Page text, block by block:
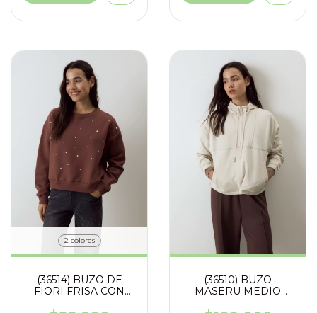
2 colores
(36514) BUZO DE
FIORI FRISA CON
(36510) BUZO
MASERU MEDIO